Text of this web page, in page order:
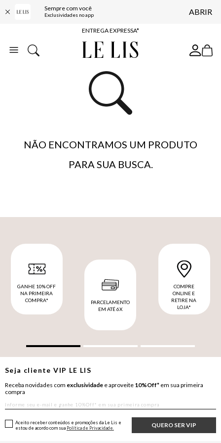
Sempre com você
Exclusividades no app ABRIR
COMPRE ONLINE E RETIRE EM LOJA*
ENTREGA EXPRESSA*
FRETE GRÁTIS*
10% OFF NA PRIMEIRA COMPRA*
NÃO ENCONTRAMOS UM PRODUTO
PARA SUA BUSCA.
GANHE 10% OFF
NA PRIMEIRA
COMPRA*
PARCELAMENTO
EM ATÉ 6X
COMPRE
ONLINE E
RETIRE NA
LOJA*
Seja clienteVIP LE LIS
Receba novidades com exclusividade e aproveite 10%Off* em sua primeira
compra
QUERO SER VIP
Aceito receber conteúdos e promoções da Le Lis e
estou de acordo com sua Política de Privacidade.